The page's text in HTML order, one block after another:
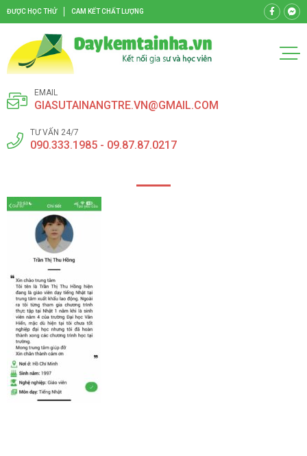
ĐƯỢC HỌC THỬ CAM KẾT CHẤT LƯỢNG
EMAIL
GIASUTAINANGTRE.VN@GMAIL.COM
TƯ VẤN 24/7
090.333.1985 - 09.87.87.0217